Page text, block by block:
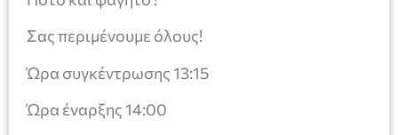
Σας περιμένουμε όλους!
Ώρα συγκέντρωσης 13:15
Ώρα έναρξης 14:00